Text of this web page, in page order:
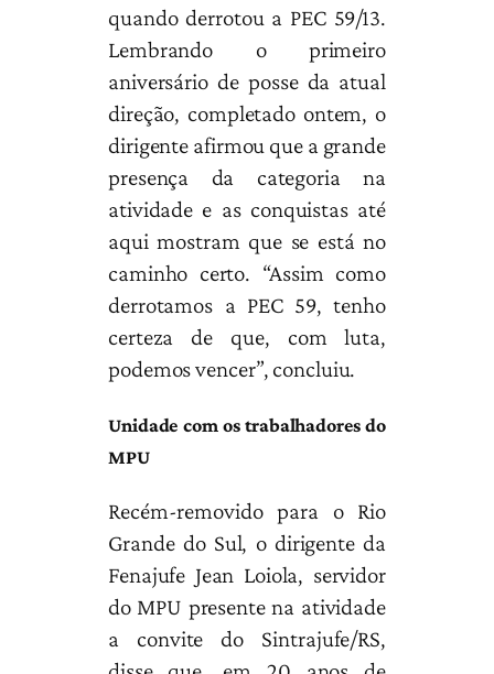
quando derrotou a PEC 59/13.
Lembrando o primeiro
aniversário de posse da atual
direção, completado ontem, o
dirigente afirmou que a grande
presença da categoria na
atividade e as conquistas até
aqui mostram que se está no
caminho certo. “Assim como
derrotamos a PEC 59, tenho
certeza de que, com luta,
podemos vencer”, concluiu.
Unidade com os trabalhadores do
MPU
Recém-removido para o Rio
Grande do Sul, o dirigente da
Fenajufe Jean Loiola, servidor
do MPU presente na atividade
a convite do Sintrajufe/RS,